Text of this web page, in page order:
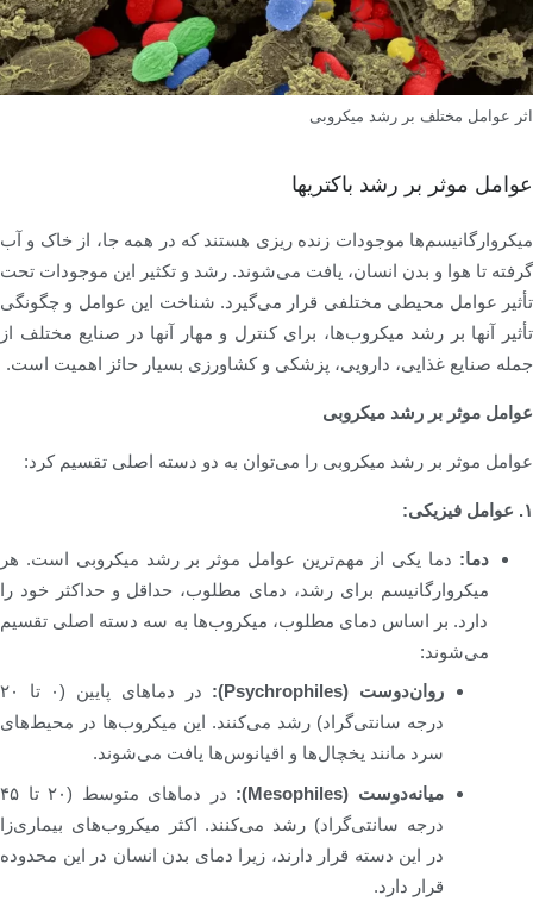
اثر عوامل مختلف بر رشد میکروبی
عوامل موثر بر رشد باکتریها
میکروارگانیسم‌ها موجودات زنده ریزی هستند که در همه جا، از خاک و آب
گرفته تا هوا و بدن انسان، یافت می‌شوند. رشد و تکثیر این موجودات تحت
تأثیر عوامل محیطی مختلفی قرار می‌گیرد. شناخت این عوامل و چگونگی
تأثیر آنها بر رشد میکروب‌ها، برای کنترل و مهار آنها در صنایع مختلف از
جمله صنایع غذایی، دارویی، پزشکی و کشاورزی بسیار حائز اهمیت است.
عوامل موثر بر رشد میکروبی
عوامل موثر بر رشد میکروبی را می‌توان به دو دسته اصلی تقسیم کرد:
۱. عوامل فیزیکی:
دما: دما یکی از مهم‌ترین عوامل موثر بر رشد میکروبی است. هر
میکروارگانیسم برای رشد، دمای مطلوب، حداقل و حداکثر خود را
دارد. بر اساس دمای مطلوب، میکروب‌ها به سه دسته اصلی تقسیم
می‌شوند:
روان‌دوست (Psychrophiles):
در دماهای پایین (۰ تا ۲۰
درجه سانتی‌گراد) رشد می‌کنند. این میکروب‌ها در محیط‌های
سرد مانند یخچال‌ها و اقیانوس‌ها یافت می‌شوند.
میانه‌دوست (Mesophiles):
در دماهای متوسط (۲۰ تا ۴۵
درجه سانتی‌گراد) رشد می‌کنند. اکثر میکروب‌های بیماری‌زا
در این دسته قرار دارند، زیرا دمای بدن انسان در این محدوده
قرار دارد.